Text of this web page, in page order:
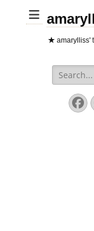
★ amarylliss'
Search
for: